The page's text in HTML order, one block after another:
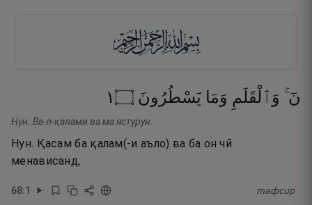
نٓ ۚ وَٱلْقَلَمِ وَمَا يَسْطُرُونَ ۝١
Нун. Ва-л-қалами ва ма ястурун.
Нун. Қасам ба қалам(-и аъло) ва ба он чӣ
менависанд,
68:1 тафсир